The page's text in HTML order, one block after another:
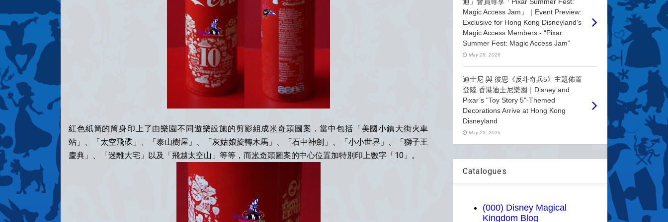
紅色紙筒的筒身印上了由樂園不同遊樂設施的剪影組成米奇頭圖案，當中包括「美國小鎮大街火車
站」、「太空飛碟」、「泰山樹屋」、「灰姑娘旋轉木馬」、「石中神劍」、「小小世界」、「獅子王
慶典」、「迷離大宅」以及「飛越太空山」等等，而米奇頭圖案的中心位置加特別印上數字「10」。
Magic Access Jam」｜Event Preview:
Exclusive for Hong Kong Disneyland's
Magic Access Members - “Pixar
Summer Fest: Magic Access Jam”
May 28, 2026
迪士尼 與 彼思《反斗奇兵5》主題佈置
登陸 香港迪士尼樂園｜Disney and
Pixar’s "Toy Story 5"-Themed
Decorations Arrive at Hong Kong
Disneyland
May 23, 2026
Catalogues
(000) Disney Magical
Kingdom Blog